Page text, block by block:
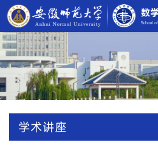
学术讲座